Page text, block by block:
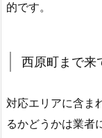
的です。
西原町まで来
対応エリアに含ま
るかどうかは業者